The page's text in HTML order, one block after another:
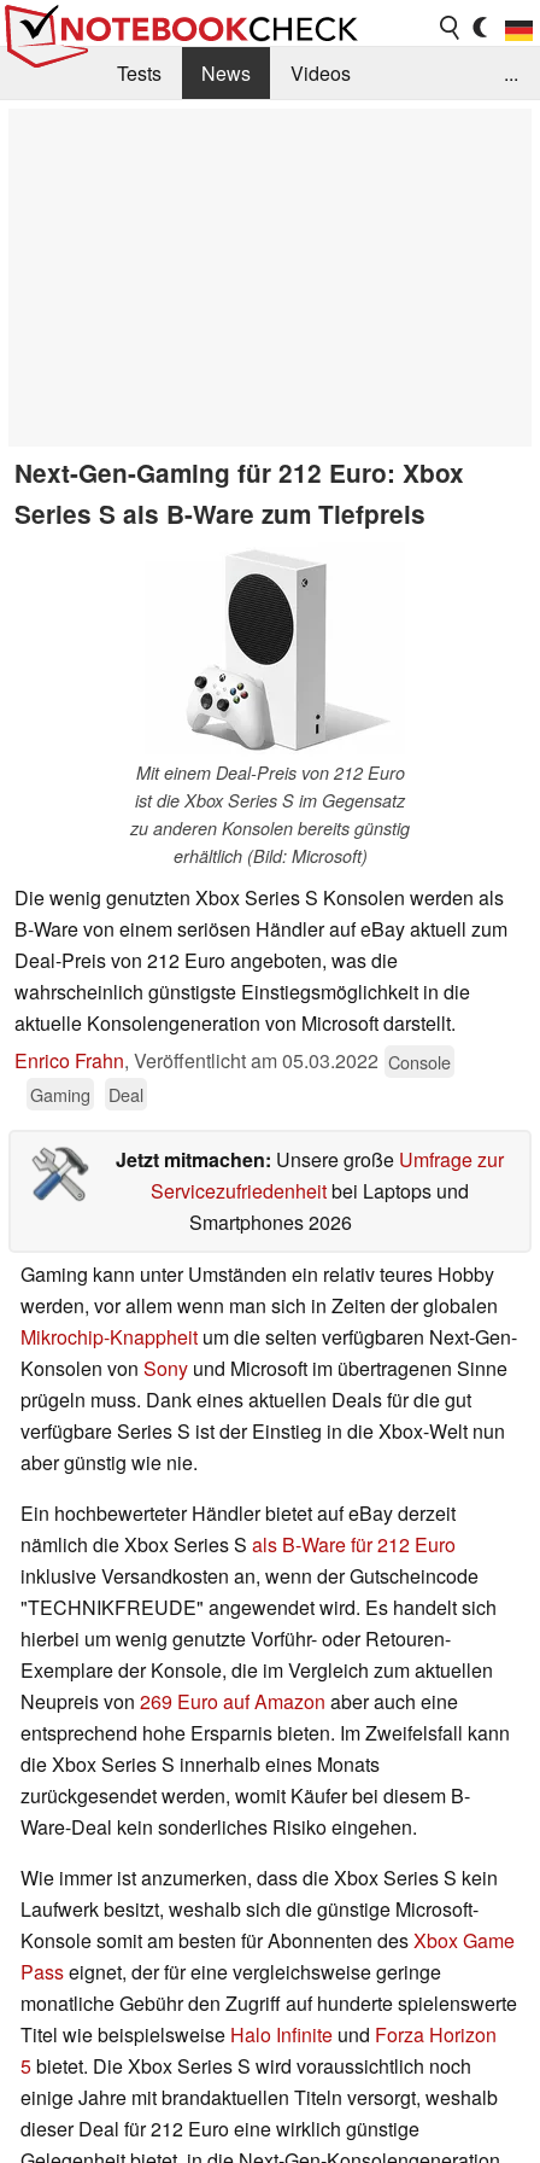
Tests News
Videos
...
Next-Gen-Gaming für 212 Euro: Xbox
Series S als B-Ware zum Tiefpreis
Mit einem Deal-Preis von 212 Euro
ist die Xbox Series S im Gegensatz
zu anderen Konsolen bereits günstig
erhältlich (Bild: Microsoft)
Die wenig genutzten Xbox Series S Konsolen werden als
B-Ware von einem seriösen Händler auf eBay aktuell zum
Deal-Preis von 212 Euro angeboten, was die
wahrscheinlich günstigste Einstiegsmöglichkeit in die
aktuelle Konsolengeneration von Microsoft darstellt.
Enrico Frahn, Veröffentlicht am05.03.2022 Console
Gaming
Deal
Jetzt mitmachen: Unsere große Umfrage zur
Servicezufriedenheitbei Laptops und
Smartphones 2026
Gaming kann unter Umständen ein relativ teures Hobby
werden, vor allem wenn man sich in Zeiten der globalen
Mikrochip-Knappheit um die selten verfügbaren Next-Gen-
Konsolen von Sony und Microsoft im übertragenen Sinne
prügeln muss. Dank eines aktuellen Deals für die gut
verfügbare Series S ist der Einstieg in die Xbox-Welt nun
aber günstig wie nie.
Ein hochbewerteter Händler bietet auf eBay derzeit
nämlich die Xbox Series S als B-Ware für 212 Euro
inklusive Versandkosten an, wenn der Gutscheincode
"TECHNIKFREUDE" angewendet wird. Es handelt sich
hierbei um wenig genutzte Vorführ- oder Retouren-
Exemplare der Konsole, die im Vergleich zum aktuellen
Neupreis von 269 Euro auf Amazon aber auch eine
entsprechend hohe Ersparnis bieten. Im Zweifelsfall kann
die Xbox Series S innerhalb eines Monats
zurückgesendet werden, womit Käufer bei diesem B-
Ware-Deal kein sonderliches Risiko eingehen.
Wie immer ist anzumerken, dass die Xbox Series S kein
Laufwerk besitzt, weshalb sich die günstige Microsoft-
Konsole somit am besten für Abonnenten desXbox Game
Passeignet, der für eine vergleichsweise geringe
monatliche Gebühr den Zugriff auf hunderte spielenswerte
Titel wie beispielsweise Halo Infinite und Forza Horizon
5bietet. Die Xbox Series S wird voraussichtlich noch
einige Jahre mit brandaktuellen Titeln versorgt, weshalb
dieser Deal für 212 Euro eine wirklich günstige